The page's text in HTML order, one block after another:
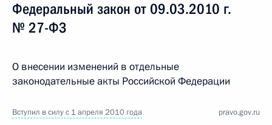
Федеральный закон от 09.03.2010 г.
№ 27-ФЗ
О внесении изменений в отдельные
законодательные акты Российской Федерации
Вступил в силу с 1 апреля 2010 года pravo.gov.ru